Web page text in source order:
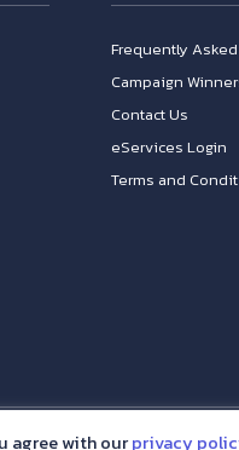
Frequently
Campaign
Contact Us
eServices Login
Terms and
agree with ourprivacy